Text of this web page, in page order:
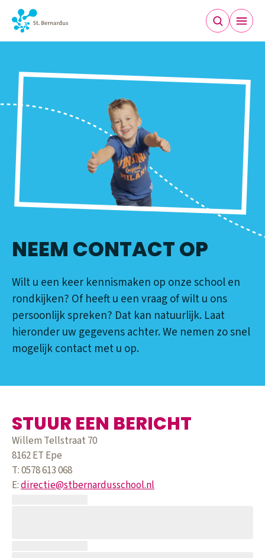
CONTACT
NEEM CONTACT OP
Wilt u een keer kennismaken op onze school en
rondkijken? Of heeft u een vraag of wilt u ons
persoonlijk spreken? Dat kan natuurlijk. Laat
hieronder uw gegevens achter. We nemen zo snel
mogelijk contact met u op.
STUUR EEN BERICHT
Willem Tellstraat 70
8162 ET Epe
T: 0578 613 068
E:directie@stbernardusschool.nl